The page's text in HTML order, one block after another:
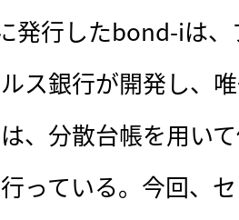
発行したbond-iは、
ス銀行が開発し、
、分散台帳を用い
っている。今回、